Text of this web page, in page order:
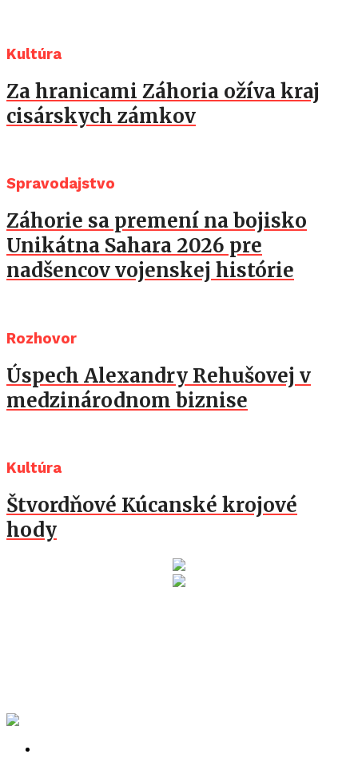
Kultúra
Za hranicami Záhoria ožíva kraj
cisárskych zámkov
Spravodajstvo
Záhorie sa premení na bojisko
Unikátna Sahara 2026 pre
nadšencov vojenskej histórie
Rozhovor
Úspech Alexandry Rehušovej v
medzinárodnom biznise
Kultúra
Štvordňové Kúcanské krojové
hody